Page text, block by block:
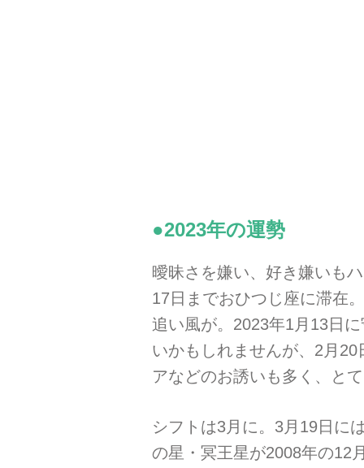
●2023年の運勢
曖昧さを嫌い、好き嫌いも
17日までおひつじ座に滞在
追い風が。2023年1月13日
いかもしれませんが、2月
アなどのお誘いも多く、と
シフトは3月に。3月19日に
の星・冥王星が2008年の12